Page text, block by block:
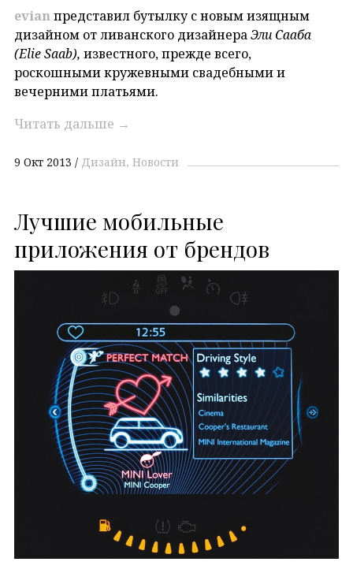
evianпредставил бутылку с новым изящным
дизайном от ливанского дизайнераЭли Сааба
(Elie Saab), известного, прежде всего,
роскошными кружевными свадебными и
вечерними платьями.
Читать дальше →
9 Окт 2013 Дизайн Новости
Лучшие мобильные
приложения от брендов